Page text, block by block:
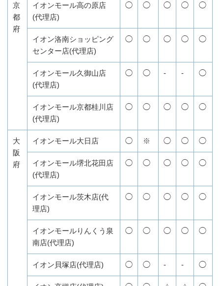
京
都
府
イオンモール高の原店
(代理店)
◯ ◯ ◯ ◯ ◯
イオン洛南ショッピング
センター店(代理店)
◯ ◯ ◯ ◯ ◯
イオンモール久御山店
(代理店)
◯ ◯ - - ◯
イオンモール京都桂川店
(代理店)
◯ ◯ ◯ ◯ ◯
大
阪
府
イオンモール大日店 ◯ ※ ◯ ◯ ◯
イオンモール堺北花田店
(代理店)
◯ ◯ ◯ ◯ ◯
イオンモール茨木店(代
理店)
◯ ◯ ◯ ◯ ◯
イオンモールりんくう泉
南店(代理店)
◯ ◯ ◯ ◯ ◯
イオン貝塚店(代理店) ◯ ◯ - - ◯